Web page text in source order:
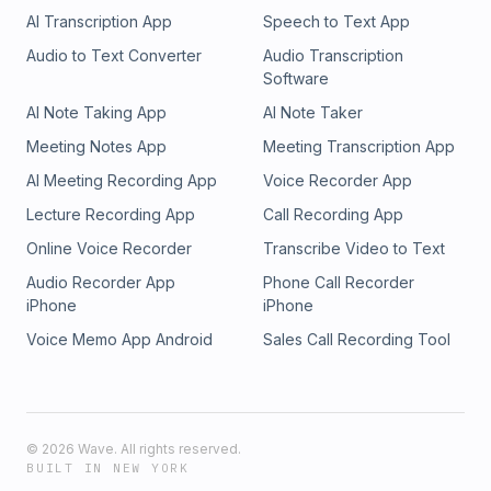
AI Transcription App
Speech to Text App
Audio to Text Converter
Audio Transcription
Software
AI Note Taking App
AI Note Taker
Meeting Notes App
Meeting Transcription App
AI Meeting Recording App
Voice Recorder App
Lecture Recording App
Call Recording App
Online Voice Recorder
Transcribe Video to Text
Audio Recorder App
iPhone
Phone Call Recorder
iPhone
Voice Memo App Android
Sales Call Recording Tool
© 2026 Wave. All rights reserved.
BUILT IN NEW YORK